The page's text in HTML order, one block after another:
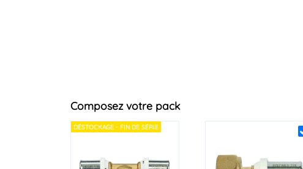
Composez votre pack
DÉSTOCKAGE - FIN DE SÉRIE